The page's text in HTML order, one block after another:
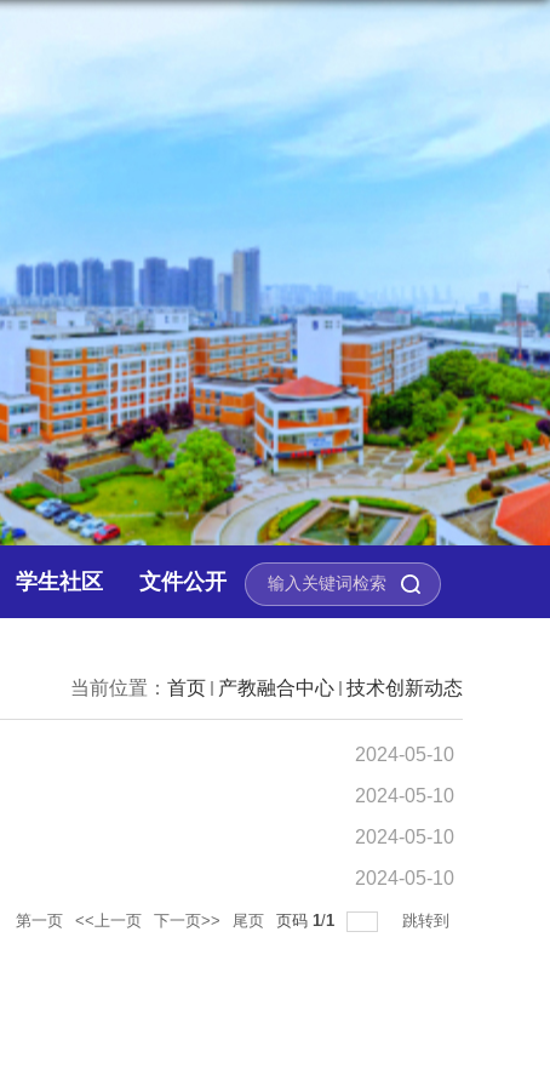
学生社区 文件公开
当前位置： 首页 产教融合中心 技术创新动态
2024-05-10
2024-05-10
2024-05-10
2024-05-10
第一页 <<上一页 下一页>> 尾页 页码 1/1 跳转到